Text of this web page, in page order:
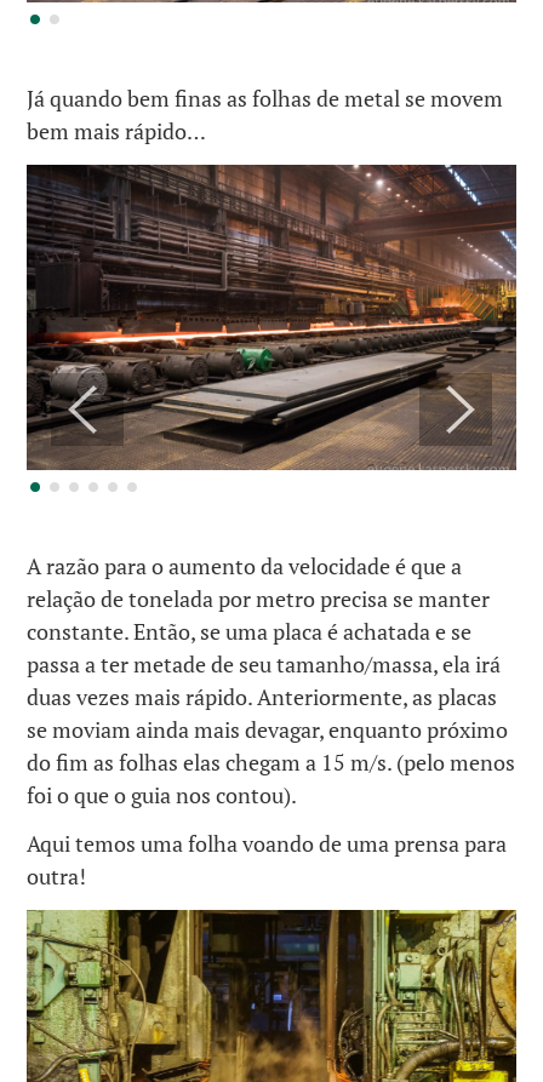
Já quando bem finas as folhas de metal se movem
bem mais rápido…
A razão para o aumento da velocidade é que a
relação de tonelada por metro precisa se manter
constante. Então, se uma placa é achatada e se
passa a ter metade de seu tamanho/massa, ela irá
duas vezes mais rápido. Anteriormente, as placas
se moviam ainda mais devagar, enquanto próximo
do fim as folhas elas chegam a 15 m/s. (pelo menos
foi o que o guia nos contou).
Aqui temos uma folha voando de uma prensa para
outra!